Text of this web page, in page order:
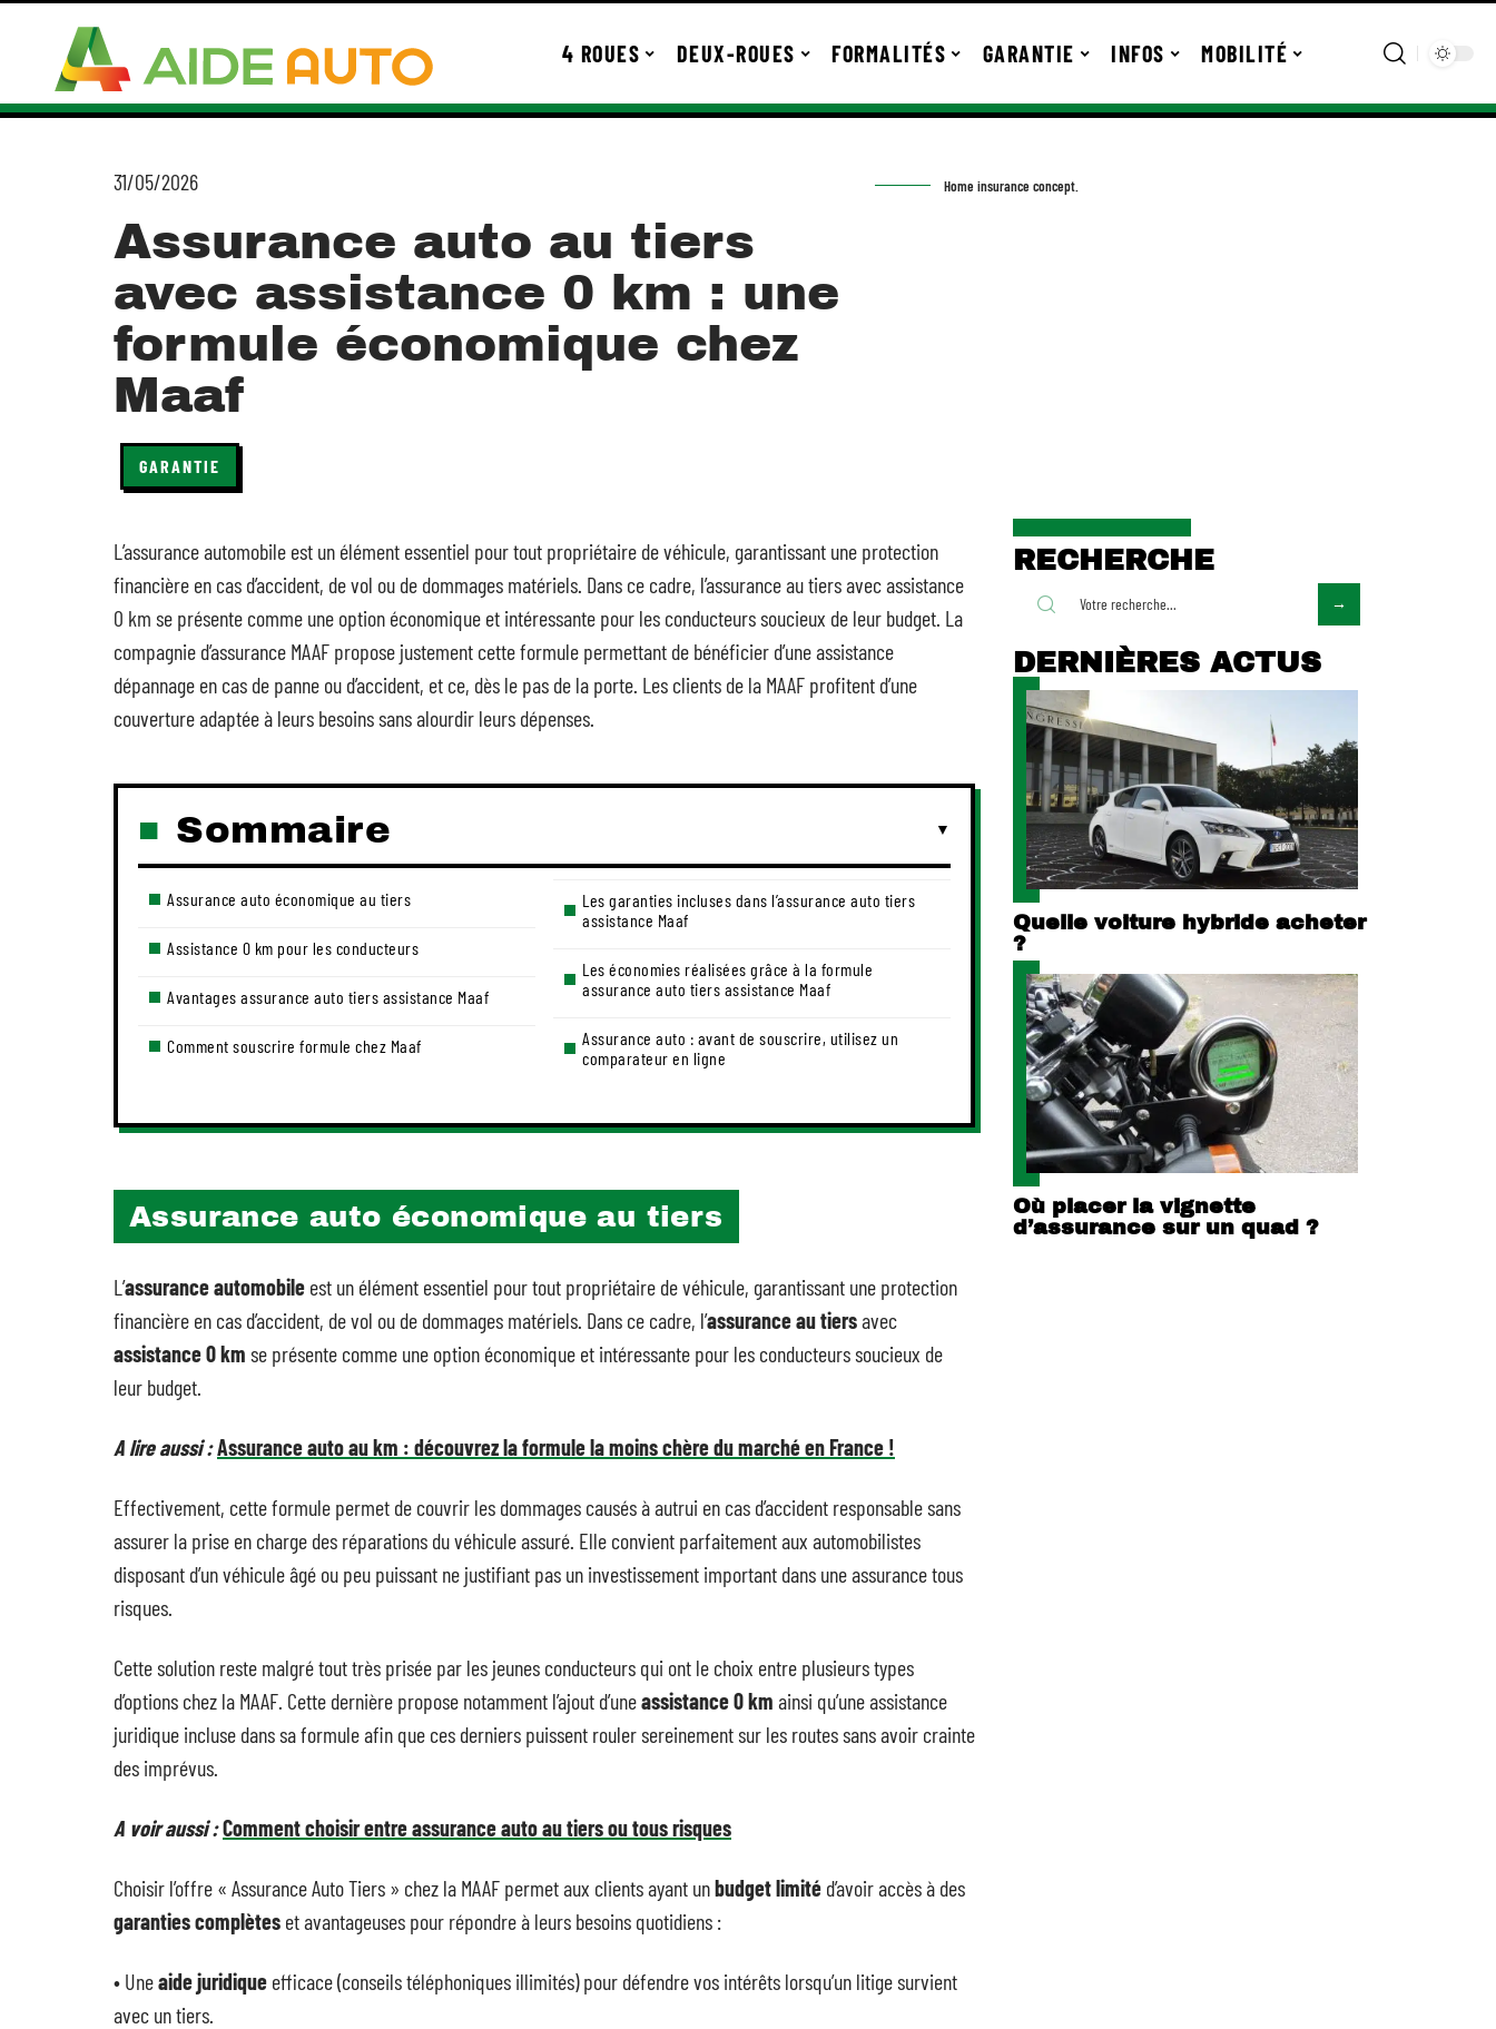
4 ROUES DEUX-ROUES FORMALITÉS GARANTIE INFOS MOBILITÉ
31/05/2026
Assurance auto au tiers
avec assistance 0 km : une
formule économique chez
Maaf
GARANTIE
Home insurance concept.
L’assurance automobile est un élément essentiel pour tout propriétaire de véhicule, garantissant une protection
financière en cas d’accident, de vol ou de dommages matériels. Dans ce cadre, l’assurance au tiers avec assistance
0 km se présente comme une option économique et intéressante pour les conducteurs soucieux de leur budget. La
compagnie d’assurance MAAF propose justement cette formule permettant de bénéficier d’une assistance
dépannage en cas de panne ou d’accident, et ce, dès le pas de la porte. Les clients de la MAAF profitent d’une
couverture adaptée à leurs besoins sans alourdir leurs dépenses.
Sommaire
Assurance auto économique au tiers
Assistance 0 km pour les conducteurs
Avantages assurance auto tiers assistance Maaf
Comment souscrire formule chez Maaf
Les garanties incluses dans l’assurance auto tiers
assistance Maaf
Les économies réalisées grâce à la formule
assurance auto tiers assistance Maaf
Assurance auto : avant de souscrire, utilisez un
comparateur en ligne
Assurance auto économique au tiers
L’assurance automobile est un élément essentiel pour tout propriétaire de véhicule, garantissant une protection
financière en cas d’accident, de vol ou de dommages matériels. Dans ce cadre, l’assurance au tiersavec
assistance 0 km se présente comme une option économique et intéressante pour les conducteurs soucieux de
leur budget.
A lire aussi :Assurance auto au km : découvrez la formule la moins chère du marché en France !
Effectivement, cette formule permet de couvrir les dommages causés à autrui en cas d’accident responsable sans
assurer la prise en charge des réparations du véhicule assuré. Elle convient parfaitement aux automobilistes
disposant d’un véhicule âgé ou peu puissant ne justifiant pas un investissement important dans une assurance tous
risques.
Cette solution reste malgré tout très prisée par les jeunes conducteurs qui ont le choix entre plusieurs types
d’options chez la MAAF. Cette dernière propose notamment l’ajout d’uneassistance 0 km ainsi qu’une assistance
juridique incluse dans sa formule afin que ces derniers puissent rouler sereinement sur les routes sans avoir crainte
des imprévus.
A voir aussi :Comment choisir entre assurance auto au tiers ou tous risques
Choisir l’offre « Assurance Auto Tiers » chez la MAAF permet aux clients ayant unbudget limité d’avoir accès à des
garanties complètes et avantageuses pour répondre à leurs besoins quotidiens :
• Uneaide juridique efficace (conseils téléphoniques illimités) pour défendre vos intérêts lorsqu’un litige survient
avec un tiers.
RECHERCHE
DERNIÈRES ACTUS
Quelle voiture hybride acheter
?
Où placer la vignette
d’assurance sur un quad ?